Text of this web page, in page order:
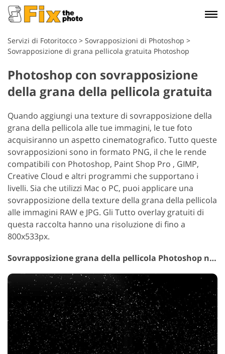
Servizi di Fotoritocco > Sovrapposizioni di Photoshop >
Sovrapposizione di grana pellicola gratuita Photoshop
Photoshop con sovrapposizione
della grana della pellicola gratuita
Quando aggiungi una texture di sovrapposizione della
grana della pellicola alle tue immagini, le tue foto
acquisiranno un aspetto cinematografico. Tutto queste
sovrapposizioni sono in formato PNG, il che le rende
compatibili con Photoshop, Paint Shop Pro , GIMP,
Creative Cloud e altri programmi che supportano i
livelli. Sia che utilizzi Mac o PC, puoi applicare una
sovrapposizione della texture della grana della pellicola
alle immagini RAW e JPG. Gli Tutto overlay gratuiti di
questa raccolta hanno una risoluzione di fino a
800x533px.
Sovrapposizione grana della pellicola Photoshop n. 1 "Graphite Dust"